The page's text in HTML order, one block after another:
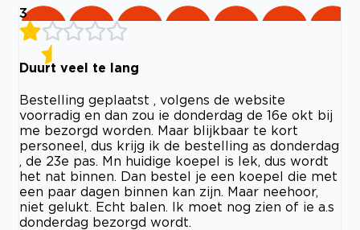
3
Duurt veel te lang
Bestelling geplaatst , volgens de website
voorradig en dan zou ie donderdag de 16e okt bij
me bezorgd worden. Maar blijkbaar te kort
personeel, dus krijg ik de bestelling as donderdag
, de 23e pas. Mn huidige koepel is lek, dus wordt
het nat binnen. Dan bestel je een koepel die met
een paar dagen binnen kan zijn. Maar neehoor,
niet gelukt. Echt balen. Ik moet nog zien of ie a.s
donderdag bezorgd wordt.